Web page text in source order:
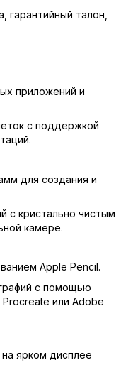
гарантийный талон,
приложений и
с поддержкой
для создания и
с кристально чистым
камере.
Apple Pencil.
с помощью
или Adobe
ярком дисплее